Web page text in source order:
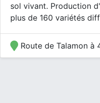
sol vivant. Production
plus de 160 variétés
Route de Talamon à